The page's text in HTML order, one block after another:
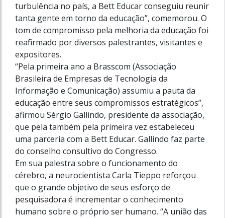
turbulência no país, a Bett Educar conseguiu reunir
tanta gente em torno da educação”, comemorou. O
tom de compromisso pela melhoria da educação foi
reafirmado por diversos palestrantes, visitantes e
expositores.
“Pela primeira ano a Brasscom (Associação
Brasileira de Empresas de Tecnologia da
Informação e Comunicação) assumiu a pauta da
educação entre seus compromissos estratégicos”,
afirmou Sérgio Gallindo, presidente da associação,
que pela também pela primeira vez estabeleceu
uma parceria com a Bett Educar. Gallindo faz parte
do conselho consultivo do Congresso.
Em sua palestra sobre o funcionamento do
cérebro, a neurocientista Carla Tieppo reforçou
que o grande objetivo de seus esforço de
pesquisadora é incrementar o conhecimento
humano sobre o próprio ser humano. “A união das